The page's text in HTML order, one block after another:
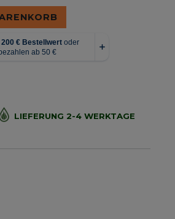
LIEFERUNG 2-4 WERKTAGE